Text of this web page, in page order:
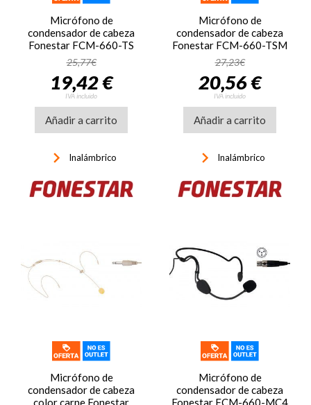
Micrófono de
condensador de cabeza
Fonestar FCM-660-TS
25,77€
19,42 €
IVA incluido
Añadir a carrito
keyboard_arrow_right Inalámbrico
Micrófono de
condensador de cabeza
Fonestar FCM-660-TSM
27,23€
20,56 €
IVA incluido
Añadir a carrito
keyboard_arrow_right Inalámbrico
Micrófono de
condensador de cabeza
color carne Fonestar
Micrófono de
condensador de cabeza
Fonestar FCM-660-MC4